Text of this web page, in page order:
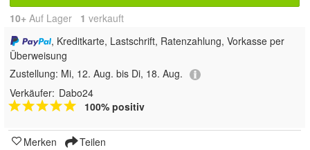
10+ Auf Lager 1 verkauft
, Kreditkarte, Lastschrift, Ratenzahlung, Vorkasse per
Überweisung
Zustellung: Mi, 12. Aug. bis Di, 18. Aug.
Verkäufer: Dabo24
100% positiv
Merken Teilen